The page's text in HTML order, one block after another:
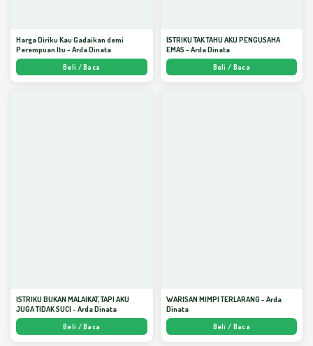
Harga Diriku Kau Gadaikan demi
Perempuan Itu - Arda Dinata
Beli / Baca
ISTRIKU TAK TAHU AKU PENGUSAHA
EMAS - Arda Dinata
Beli / Baca
ISTRIKU BUKAN MALAIKAT, TAPI AKU
JUGA TIDAK SUCI - Arda Dinata
Beli / Baca
WARISAN MIMPI TERLARANG - Arda
Dinata
Beli / Baca